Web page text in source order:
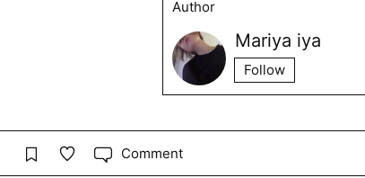
Author
Mariya iya
Follow
Comment